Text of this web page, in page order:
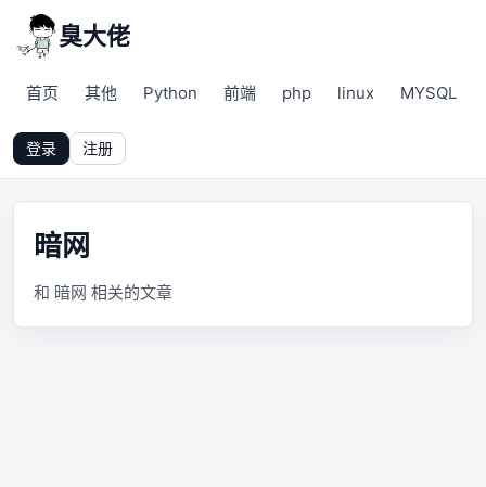
臭大佬
首页 其他 Python 前端 php linux MYSQL
登录 注册
暗网
和 暗网 相关的文章